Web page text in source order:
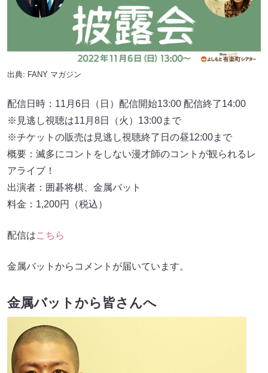
出典: FANY マガジン
配信日時：11月6日（日）配信開始13:00 配信終了14:00
※見逃し視聴は11月8日（火）13:00まで
※チケットの販売は見逃し視聴終了日の昼12:00まで
概要：滅多にコントをしない漫才師のコントが観られるレ
アライブ！
出演者：囲碁将棋、⾦属バット
料金：1,200円（税込）
配信はこちら
⾦属バットからコメントが届いています。
⾦属バットから皆さんへ